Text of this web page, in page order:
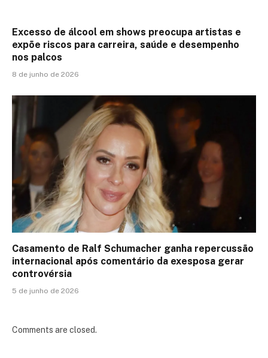
Excesso de álcool em shows preocupa artistas e
expõe riscos para carreira, saúde e desempenho
nos palcos
8 de junho de 2026
Casamento de Ralf Schumacher ganha repercussão
internacional após comentário da exesposa gerar
controvérsia
5 de junho de 2026
Comments are closed.